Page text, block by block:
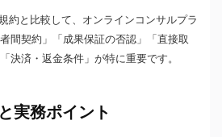
約と比較して、オンラインコンサルプラ
間契約」「成果保証の否認」「直接取
決済・返金条件」が特に重要です。
実務ポイント